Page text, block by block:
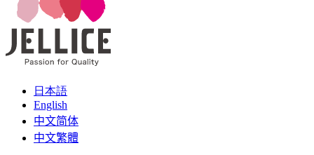
日本語
English
中文简体
中文繁體